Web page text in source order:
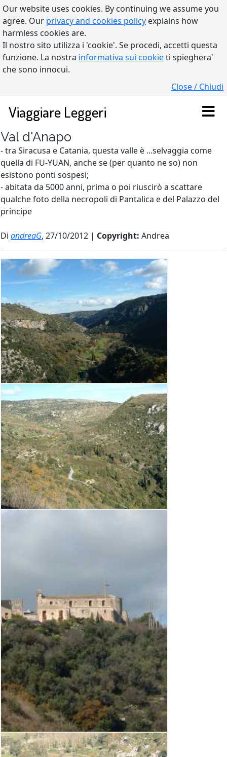
Our website uses cookies. By continuing we assume you
agree. Our privacy and cookies policy explains how
harmless cookies are.
Il nostro sito utilizza i 'cookie'. Se procedi, accetti questa
funzione. La nostra informativa sui cookieti spieghera'
che sono innocui.
Close / Chiudi
Viaggiare Leggeri
Val d'Anapo
- tra Siracusa e Catania, questa valle è ...selvaggia come
quella di FU-YUAN, anche se (per quanto ne so) non
esistono ponti sospesi;
- abitata da 5000 anni, prima o poi riuscirò a scattare
qualche foto della necropoli di Pantalica e del Palazzo del
principe
Di andreaG, 27/10/2012 | Copyright: Andrea